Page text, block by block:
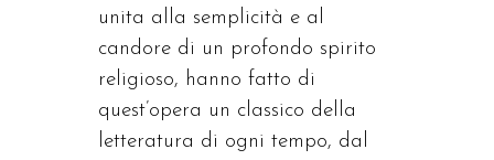
unita alla semplicità e al
candore di un profondo spirito
religioso, hanno fatto di
quest’opera un classico della
letteratura di ogni tempo, dal